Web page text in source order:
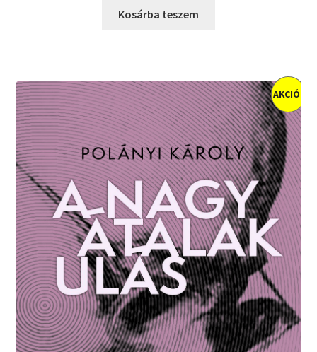
was:
is:
Kosárba teszem
AKCIÓ!